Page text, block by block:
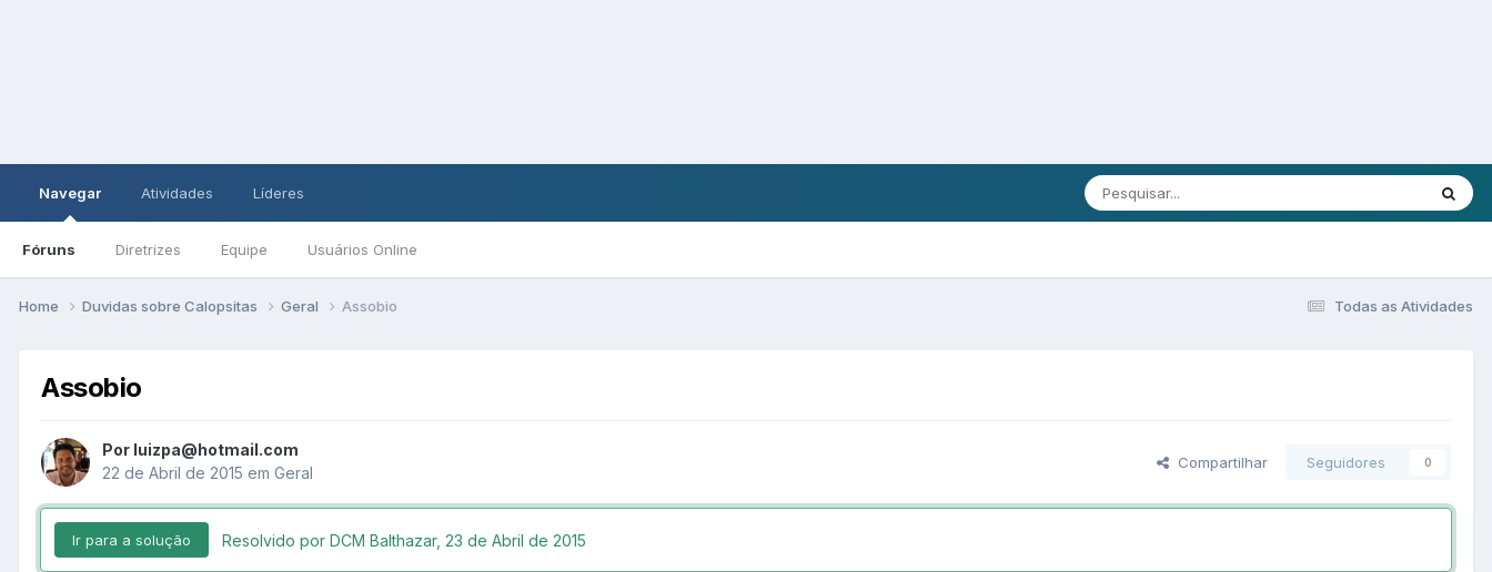
Navegar
Fóruns Diretrizes Equipe Usuários Online
Atividades Líderes
Todas as Atividades
Home Duvidas sobre Calopsitas Geral Assobio
Assobio
Por luizpa@hotmail.com
22 de Abril de 2015 em Geral
Compartilhar Seguidores 0
Ir para a solução Resolvido por DCM Balthazar, 23 de Abril de 2015